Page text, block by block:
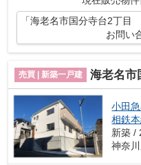
「海老名市国分寺台2丁
お問い
売買 | 新築一戸建 海老名
小田
相鉄
新築 /
神奈